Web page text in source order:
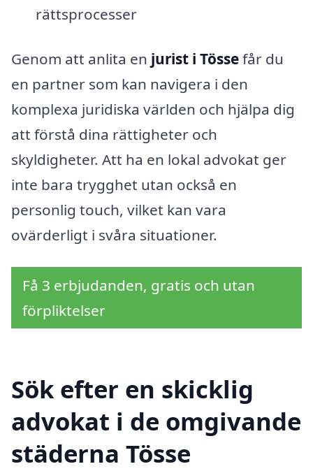
rättsprocesser
Genom att anlita en jurist i Tössefår du
en partner som kan navigera i den
komplexa juridiska världen och hjälpa dig
att förstå dina rättigheter och
skyldigheter. Att ha en lokal advokat ger
inte bara trygghet utan också en
personlig touch, vilket kan vara
ovärderligt i svåra situationer.
Få 3 erbjudanden, gratis och utan
förpliktelser
Sök efter en skicklig
advokat i de omgivande
städerna Tösse